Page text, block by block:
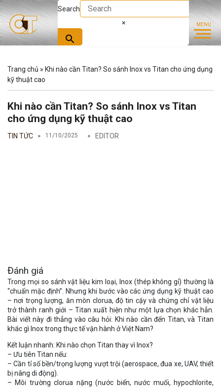
Search
×
Trang chủ » Khi nào cần Titan? So sánh Inox vs Titan cho ứng dụng
kỹ thuật cao
Khi nào cần Titan? So sánh Inox vs Titan
cho ứng dụng kỹ thuật cao
TIN TỨC 11/10/2025 EDITOR
Đánh giá
Trong mọi so sánh vật liệu kim loại, Inox (thép không gỉ) thường là
“chuẩn mặc định”. Nhưng khi bước vào các ứng dụng kỹ thuật cao
– nơi trọng lượng, ăn mòn clorua, độ tin cậy và chứng chỉ vật liệu
trở thành ranh giới – Titan xuất hiện như một lựa chọn khác hẳn.
Bài viết này đi thẳng vào câu hỏi: Khi nào cần đến Titan, và Titan
khác gì Inox trong thực tế vận hành ở Việt Nam?
Kết luận nhanh: Khi nào chọn Titan thay vì Inox?
– Ưu tiên Titan nếu:
– Cần tỉ số bền/trọng lượng vượt trội (aerospace, đua xe, UAV, thiết
bị nâng di động).
– Môi trường clorua nặng (nước biển, nước muối, hypochlorite,